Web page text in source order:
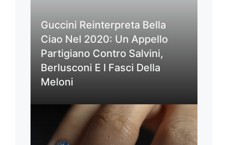
Guccini Reinterpreta Bella
Ciao Nel 2020: Un Appello
Partigiano Contro Salvini,
Berlusconi E I Fasci Della
Meloni